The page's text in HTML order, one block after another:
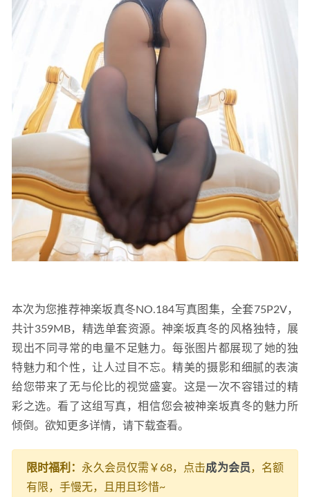
本次为您推荐神楽坂真冬NO.184写真图集，全套75P2V，
共计359MB，精选单套资源。神楽坂真冬的风格独特，展
现出不同寻常的电量不足魅力。每张图片都展现了她的独
特魅力和个性，让人过目不忘。精美的摄影和细腻的表演
给您带来了无与伦比的视觉盛宴。这是一次不容错过的精
彩之选。看了这组写真，相信您会被神楽坂真冬的魅力所
倾倒。欲知更多详情，请下载查看。
限时福利： 永久会员仅需￥68，点击成为会员，名额
有限，手慢无，且用且珍惜~